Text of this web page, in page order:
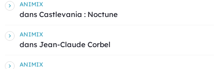
ANIMIX
dans Castlevania : Noctune
ANIMIX
dans Jean-Claude Corbel
ANIMIX